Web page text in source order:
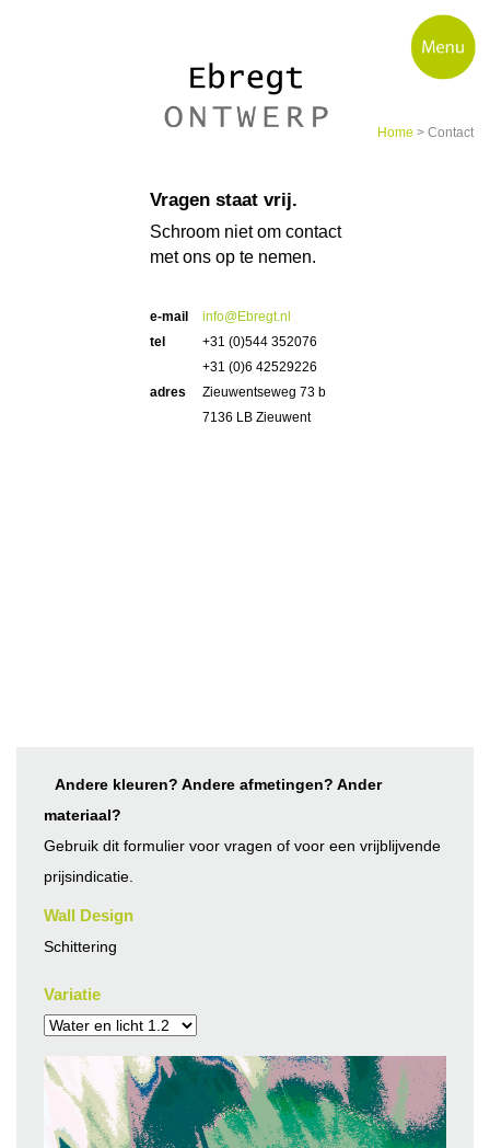
Home > Contact
Vragen staat vrij.
Schroom niet om contact
met ons op te nemen.
e-mail
info@Ebregt.nl
tel
+31 (0)544 352076
+31 (0)6 42529226
adres
Zieuwentseweg 73 b
7136 LB Zieuwent
Andere kleuren? Andere afmetingen? Ander
materiaal?
Gebruik dit formulier voor vragen of voor een vrijblijvende
prijsindicatie.
Wall Design
Schittering
Variatie